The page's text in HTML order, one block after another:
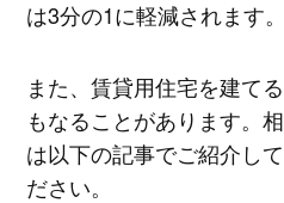
は3分の1に軽減されます。
また、賃貸用住宅を建て
もなることがあります。
は以下の記事でご紹介し
ださい。